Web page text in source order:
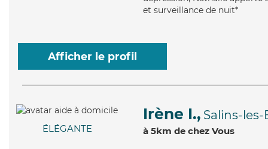
et surveillance de nuit*
Afficher le profil
ÉLÉGANTE
Irène I., Salins-les-
à 5km de chez Vous